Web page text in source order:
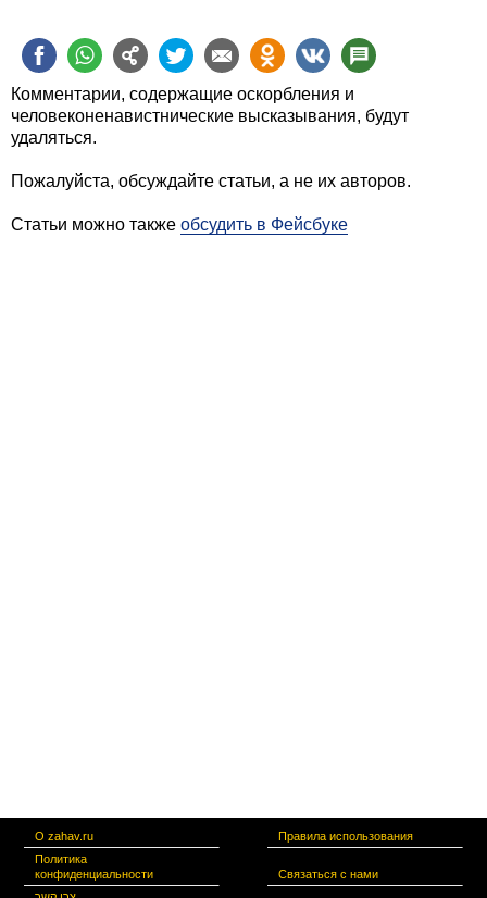
Комментарии, содержащие оскорбления и
человеконенавистнические высказывания, будут
удаляться.
Пожалуйста, обсуждайте статьи, а не их авторов.
Статьи можно также обсудить в Фейсбуке
О zahav.ru
Правила использования
Политика
конфиденциальности
Связаться с нами